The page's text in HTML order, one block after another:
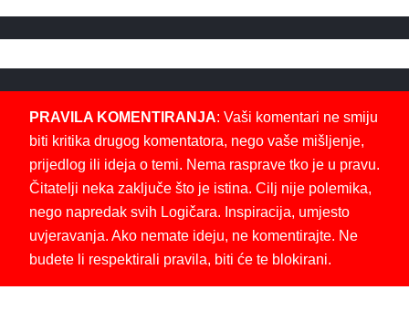
PRAVILA KOMENTIRANJA: Vaši komentari ne smiju
biti kritika drugog komentatora, nego vaše mišljenje,
prijedlog ili ideja o temi. Nema rasprave tko je u pravu.
Čitatelji neka zaključe što je istina. Cilj nije polemika,
nego napredak svih Logičara. Inspiracija, umjesto
uvjeravanja. Ako nemate ideju, ne komentirajte. Ne
budete li respektirali pravila, biti će te blokirani.